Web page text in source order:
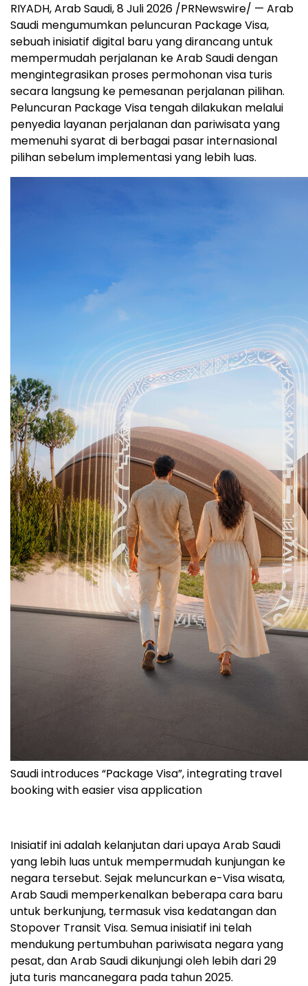
RIYADH, Arab Saudi,8 Juli 2026 /PRNewswire/ — Arab
Saudi mengumumkan peluncuran Package Visa,
sebuah inisiatif digital baru yang dirancang untuk
mempermudah perjalanan ke Arab Saudi dengan
mengintegrasikan proses permohonan visa turis
secara langsung ke pemesanan perjalanan pilihan.
Peluncuran Package Visa tengah dilakukan melalui
penyedia layanan perjalanan dan pariwisata yang
memenuhi syarat di berbagai pasar internasional
pilihan sebelum implementasi yang lebih luas.
Saudi introduces “Package Visa”, integrating travel
booking with easier visa application
Inisiatif ini adalah kelanjutan dari upaya Arab Saudi
yang lebih luas untuk mempermudah kunjungan ke
negara tersebut. Sejak meluncurkan e-Visa wisata,
Arab Saudi memperkenalkan beberapa cara baru
untuk berkunjung, termasuk visa kedatangan dan
Stopover Transit Visa. Semua inisiatif ini telah
mendukung pertumbuhan pariwisata negara yang
pesat, dan Arab Saudi dikunjungi oleh lebih dari 29
juta turis mancanegara pada tahun 2025.